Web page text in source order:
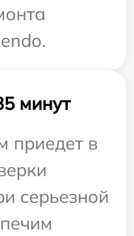
минут
приедет в
серьезной